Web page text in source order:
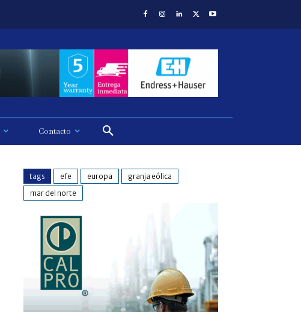
Contacto
tags efe europa
granja eólica
mar del norte